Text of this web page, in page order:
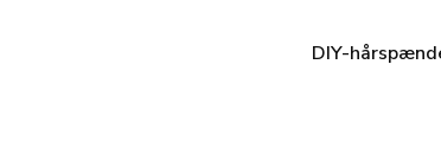
DIY-